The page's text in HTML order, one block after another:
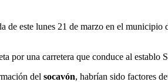
este lunes 21 de marzo en el municipio
por una carretera que conduce al
del socavón, habrían sido factores